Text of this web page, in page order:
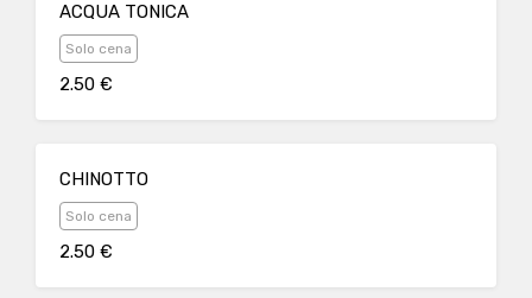
ACQUA TONICA
Solo cena
2.50 €
CHINOTTO
Solo cena
2.50 €